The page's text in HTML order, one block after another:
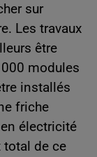
sur
Les travaux
être
modules
installés
friche
électricité
total de ce